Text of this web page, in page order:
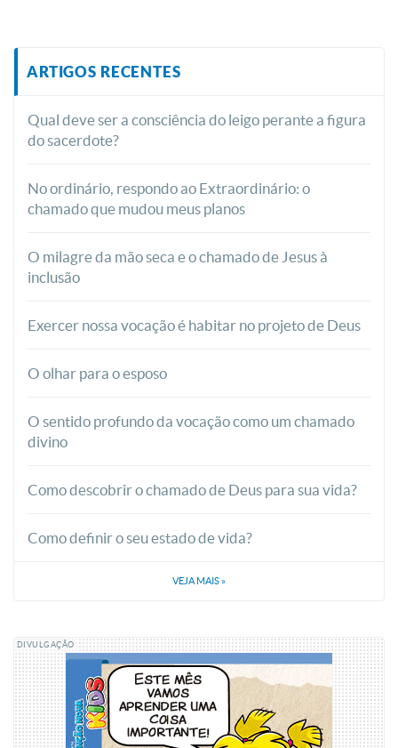
ARTIGOS RECENTES
Qual deve ser a consciência do leigo perante a figura
do sacerdote?
No ordinário, respondo ao Extraordinário: o
chamado que mudou meus planos
O milagre da mão seca e o chamado de Jesus à
inclusão
Exercer nossa vocação é habitar no projeto de Deus
O olhar para o esposo
O sentido profundo da vocação como um chamado
divino
Como descobrir o chamado de Deus para sua vida?
Como definir o seu estado de vida?
VEJA MAIS »
DIVULGAÇÃO